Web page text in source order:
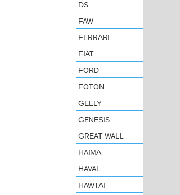
DS
FAW
FERRARI
FIAT
FORD
FOTON
GEELY
GENESIS
GREAT WALL
HAIMA
HAVAL
HAWTAI